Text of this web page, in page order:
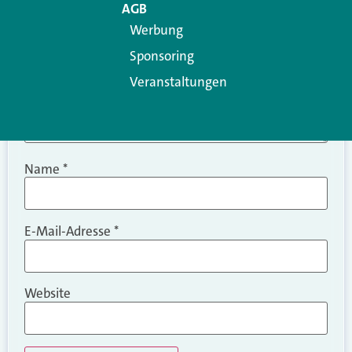
Name *
E-Mail-Adresse *
Website
AGB
Werbung
Sponsoring
Veranstaltungen